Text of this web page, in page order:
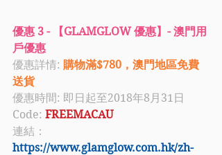
優惠 3 - 【GLAMGLOW 優惠】- 澳門用
戶優惠
優惠詳情: 購物滿$780，澳門地區免費
送貨
優惠時間: 即日起至2018年8月31日
Code: FREEMACAU
連結：
https://www.glamglow.com.hk/zh-